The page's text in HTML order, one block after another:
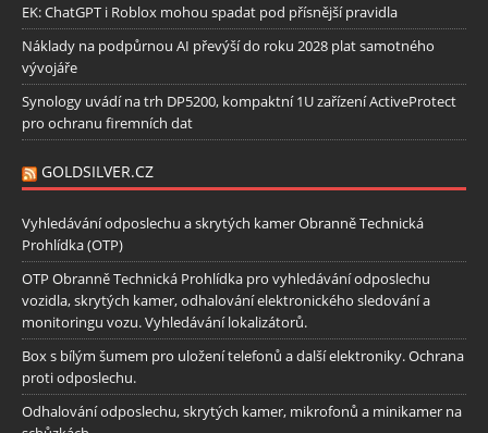
EK: ChatGPT i Roblox mohou spadat pod přísnější pravidla
Náklady na podpůrnou AI převýší do roku 2028 plat samotného
vývojáře
Synology uvádí na trh DP5200, kompaktní 1U zařízení ActiveProtect
pro ochranu firemních dat
GOLDSILVER.CZ
Vyhledávání odposlechu a skrytých kamer Obranně Technická
Prohlídka (OTP)
OTP Obranně Technická Prohlídka pro vyhledávání odposlechu
vozidla, skrytých kamer, odhalování elektronického sledování a
monitoringu vozu. Vyhledávání lokalizátorů.
Box s bílým šumem pro uložení telefonů a další elektroniky. Ochrana
proti odposlechu.
Odhalování odposlechu, skrytých kamer, mikrofonů a minikamer na